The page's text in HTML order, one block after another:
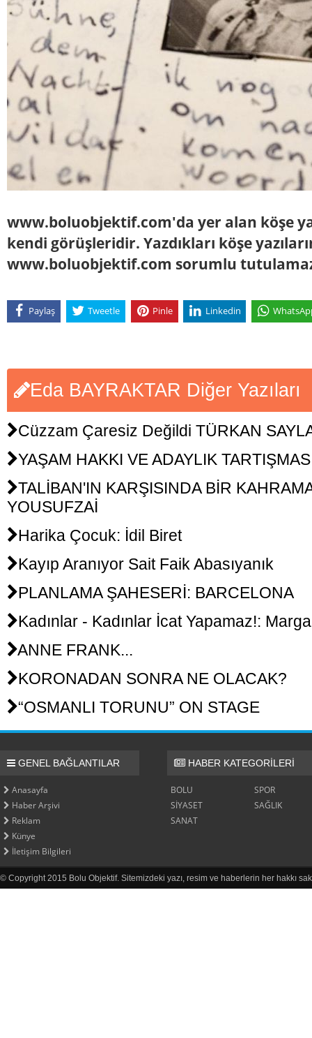
www.boluobjektif.com'da yer alan köşe
kendi görüşleridir. Yazdıkları köşe
www.boluobjektif.com sorumlu
Paylaş Tweetle Pinle Linkedin
Eda BAYRAKTAR Diğer Yazıları
Cüzzam Çaresiz Değildi TÜRKAN
YAŞAM HAKKI VE ADAYLIK
TALİBAN'IN KARŞISINDA BİR
YOUSUFZAİ
Harika Çocuk: İdil Biret
Kayıp Aranıyor Sait Faik Abasıyanık
PLANLAMA ŞAHESERİ: BARCELONA
Kadınlar - Kadınlar İcat Yapamaz!:
ANNE FRANK...
KORONADAN SONRA NE OLACAK?
“OSMANLI TORUNU” ON STAGE
GENEL BAĞLANTILAR
Anasayfa
Haber Arşivi
Reklam
Künye
İletişim Bilgileri
HABER KATEGORİLERİ
BOLU
SPOR
SİYASET
SAĞLIK
SANAT
© Copyright 2015 Bolu Objektif. Sitemizdeki yazı, resim ve haberlerin her hakkı